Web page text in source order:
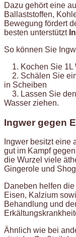
Dazu gehört eine
Ballaststoffen,
Bewegung fördert
besten unterstützt
So können Sie
1. Kochen Sie 1L
2. Schälen Sie
in Scheiben
3. Lassen Sie
Wasser ziehen.
Ingwer gegen
Ingwer besitzt eine
gut im Kampf
die Wurzel viele
Gingerole und
Daneben helfen
Eisen, Kalzium
Behandlung und
Ähnlich wie bei